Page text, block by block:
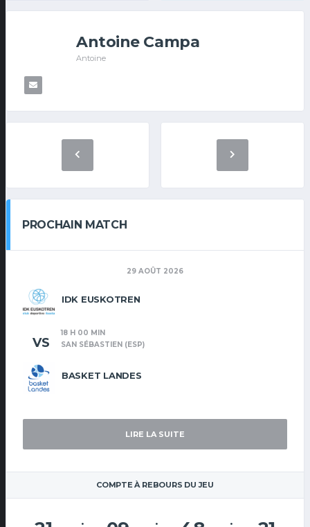
Antoine Campa
Antoine
PROCHAIN MATCH
29 AOÛT 2026
IDK EUSKOTREN
BASKET LANDES
VS
18 H 00 MIN
SAN SÉBASTIEN (ESP)
LIRE LA SUITE
COMPTE À REBOURS DU JEU